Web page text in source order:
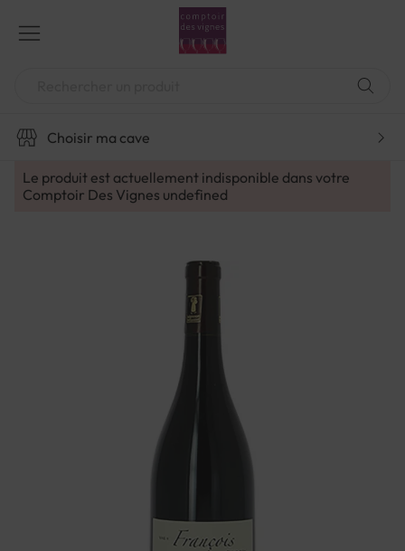
contenu
Choisir ma cave
Le produit est actuellement indisponible dans votre
Comptoir Des Vignes undefined